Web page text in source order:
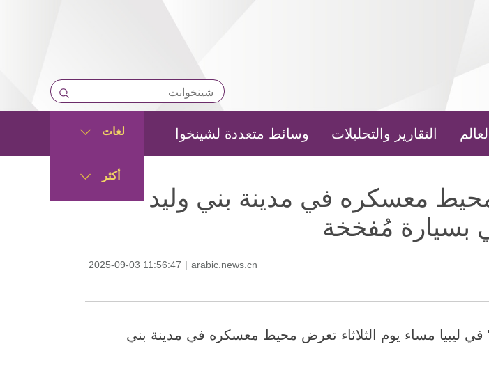
العالم التقارير والتحليلات وسائط متعددة لشينخوا لغات
أكثر
تعرض محيط معسكره في مدينة بني وليد
بسيارة مُفخخة
2025-09-03 11:56:47 | arabic.news.cn
سبتمبر 2025 (شينخوا) أعلن "اللواء 444 قتال" في ليبيا مساء يوم الثلاثاء تعرض محيط معسكره في مدينة بني